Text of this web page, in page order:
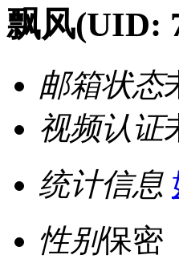
飘风(UID:
邮箱状态
视频认证
统计信息
性别保密